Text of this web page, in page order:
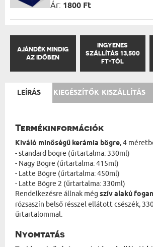
Ár: 1800 Ft
AJÁNDÉK MINDIG
AZ IDŐBEN
INGYENES
SZÁLLÍTÁS 13,500
FT-TÓL
LEÍRÁS KIEGÉSZÍTŐK KISZÁLLÍTÁS
Termékinformációk
Kiváló minőségű kerámia bögre, 4
- standard bögre (űrtartalma: 330ml)
- Nagy Bögre (űrtartalma: 415ml)
- Latte Bögre (űrtartalma: 450ml)
- Latte Bögre 2 (űrtartalma: 330ml)
Rendelkezésre állnak még szív alakú
rózsaszín belső résszel ellátott csészék,
űrtartalommal.
Nyomtatás